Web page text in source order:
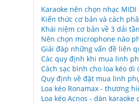
Karaoke nên chọn nhạc MIDI
Kiến thức cơ bản và cách
Khái niệm cơ bản về 3 dải
Nên chọn microphone nào
Giải đáp những vấn đề liên
Các quy định khi mua linh
Cách sạc bình cho loa kéo di
Quy định về đặt mua linh
Loa kéo Ronamax - thương
Loa kéo Acnos - dàn